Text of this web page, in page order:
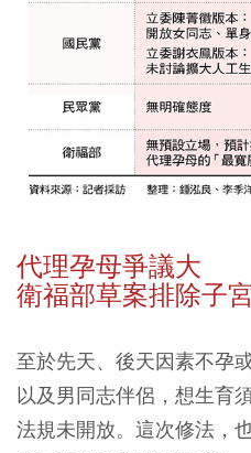
代理孕母爭議大
衛福部草案排除子
至於先天、後天因素不孕
以及男同志伴侶，想生育
法規未開放。這次修法，